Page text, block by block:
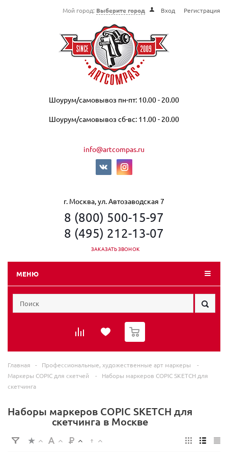
Мой город: Выберите город Вход Регистрация
Шоурум/самовывоз пн-пт: 10.00 - 20.00
Шоурум/самовывоз сб-вс: 11.00 - 20.00
info@artcompas.ru
г. Москва, ул. Автозаводская 7
8 (800) 500-15-97
8 (495) 212-13-07
ЗАКАЗАТЬ ЗВОНОК
МЕНЮ
0
Главная - Профессиональные, художественные арт маркеры
-
Маркеры COPIC для скетчей
-
Наборы маркеров COPIC SKETCH для
скетчинга
Наборы маркеров COPIC SKETCH для
скетчинга в Москве